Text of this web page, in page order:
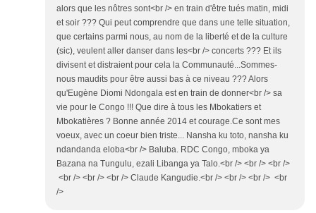
alors que les nôtres sont<br /> en train d'être tués matin, midi
et soir ??? Qui peut comprendre que dans une telle situation,
que certains parmi nous, au nom de la liberté et de la culture
(sic), veulent aller danser dans les<br /> concerts ??? Et ils
divisent et distraient pour cela la Communauté...Sommes-
nous maudits pour être aussi bas à ce niveau ??? Alors
qu'Eugène Diomi Ndongala est en train de donner<br /> sa
vie pour le Congo !!! Que dire à tous les Mbokatiers et
Mbokatières ? Bonne année 2014 et courage.Ce sont mes
voeux, avec un coeur bien triste... Nansha ku toto, nansha ku
ndandanda eloba<br /> Baluba. RDC Congo, mboka ya
Bazana na Tungulu, ezali Libanga ya Talo.<br /> <br /> <br />
<br /> <br /> <br /> Claude Kangudie.<br /> <br /> <br /> <br
/>